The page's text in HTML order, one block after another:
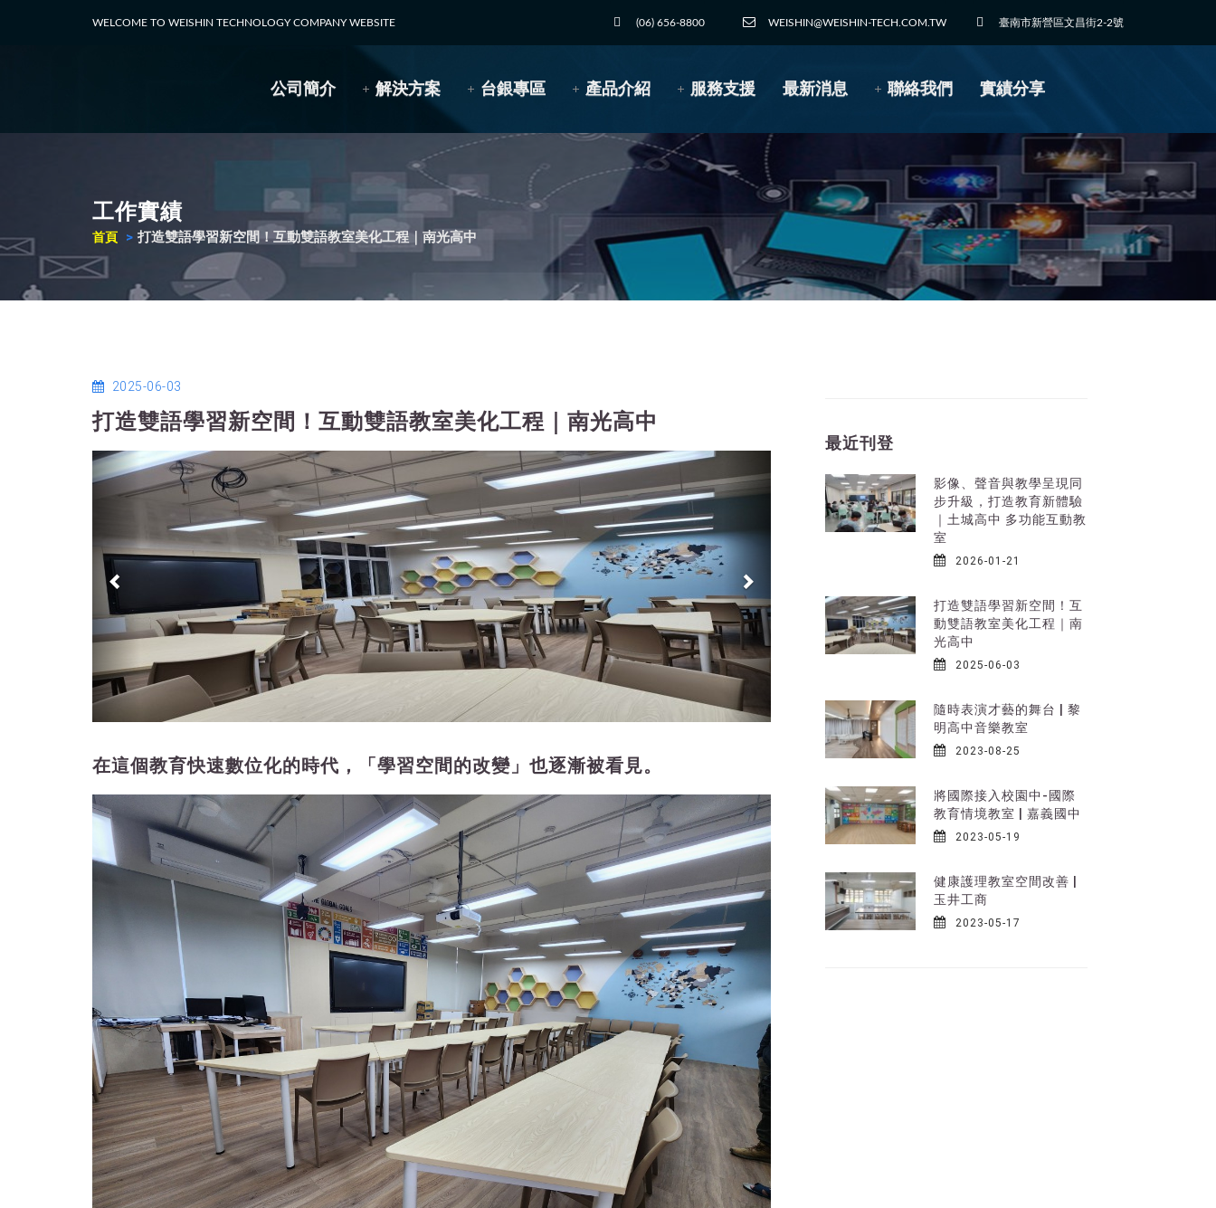
WELCOME TO WEISHIN TECHNOLOGY COMPANY WEBSITE (06) 656-8800 WEISHIN@WEISHIN-TECH.COM.TW 臺南市新營區文昌街2-2號
公司簡介 解決方案 台銀專區 產品介紹 服務支援 最新消息 聯絡我們 實績分享
工作實績
首頁 打造雙語學習新空間！互動雙語教室美化工程｜南光高中
2025-06-03
打造雙語學習新空間！互動雙語教室美化工程｜南光高中
Previous Next
在這個教育快速數位化的時代，「學習空間的改變」也逐漸被看見。
最近刊登
影像、聲音與教學呈現同
步升級，打造教育新體驗
｜土城高中 多功能互動教
室
2026-01-21
打造雙語學習新空間！互
動雙語教室美化工程｜南
光高中
2025-06-03
隨時表演才藝的舞台 | 黎
明高中音樂教室
2023-08-25
將國際接入校園中-國際
教育情境教室 | 嘉義國中
2023-05-19
健康護理教室空間改善 |
玉井工商
2023-05-17